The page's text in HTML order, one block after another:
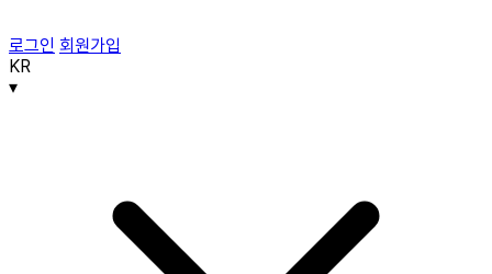
로그인 회원가입
KR
▾